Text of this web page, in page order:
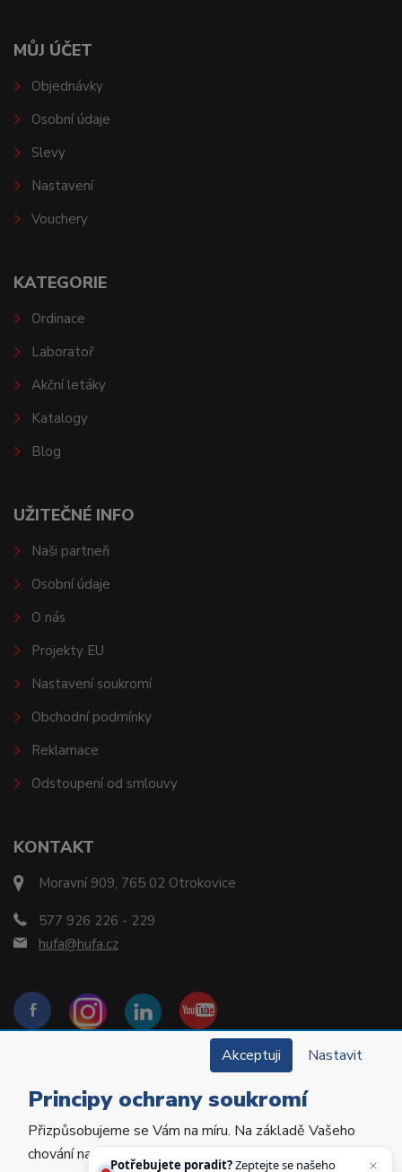
KONTAKT
Moravní 909, 765 02 Otrokovice
577 926 226 - 229
hufa@hufa.cz
MŮJ ÚČET
Objednávky
Osobní údaje
Slevy
Nastavení
Vouchery
KATEGORIE
Ordinace
Laboratoř
Akční letáky
Katalogy
Blog
UŽITEČNÉ INFO
Naši partneři
Osobní údaje
O nás
Projekty EU
Nastavení soukromí
Obchodní podmínky
Reklamace
Odstoupení od smlouvy
Copyright © 2022 Hu-Fa Dental a.s. Všechna práva
vyhrazena.
Akceptuji Nastavit
Principy ochrany soukromí
Přizpůsobujeme se Vám na míru. Na základě Vašeho
chování na webu personalizujeme jeho obsah a
Potřebujete poradit?Zeptejte se našeho